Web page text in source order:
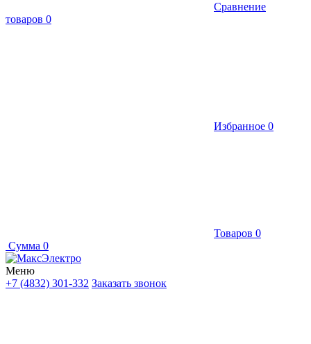
Сравнение
товаров 0
Избранное 0
Товаров 0
Сумма 0
Меню
+7 (4832) 301-332 Заказать звонок